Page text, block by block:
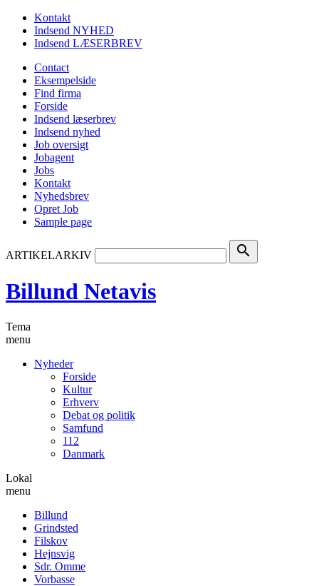
Kontakt
Indsend NYHED
Indsend LÆSERBREV
Contact
Eksempelside
Find firma
Forside
Indsend læserbrev
Indsend nyhed
Job oversigt
Jobagent
Jobs
Kontakt
Nyhedsbrev
Opret Job
Sample page
ARTIKELARKIV search
Billund Netavis
Tema
menu
Nyheder
Forside
Kultur
Erhverv
Debat og politik
Samfund
112
Danmark
Lokal
menu
Billund
Grindsted
Filskov
Hejnsvig
Sdr. Omme
Vorbasse